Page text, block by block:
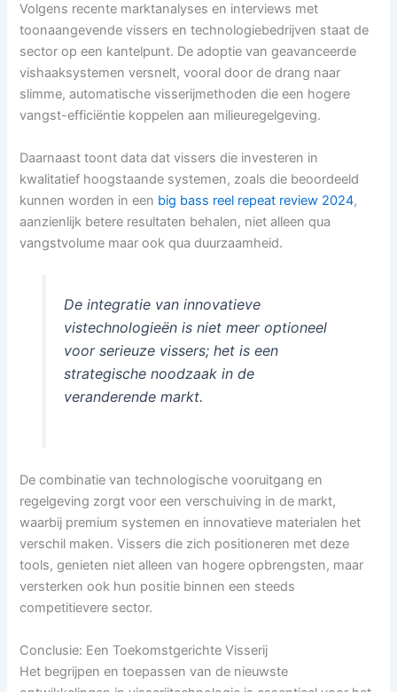
Volgens recente marktanalyses en interviews met
toonaangevende vissers en technologiebedrijven staat de
sector op een kantelpunt. De adoptie van geavanceerde
vishaaksystemen versnelt, vooral door de drang naar
slimme, automatische visserijmethoden die een hogere
vangst-efficiëntie koppelen aan milieuregelgeving.
Daarnaast toont data dat vissers die investeren in
kwalitatief hoogstaande systemen, zoals die beoordeeld
kunnen worden in een big bass reel repeat review 2024,
aanzienlijk betere resultaten behalen, niet alleen qua
vangstvolume maar ook qua duurzaamheid.
De integratie van innovatieve
vistechnologieën is niet meer optioneel
voor serieuze vissers; het is een
strategische noodzaak in de
veranderende markt.
De combinatie van technologische vooruitgang en
regelgeving zorgt voor een verschuiving in de markt,
waarbij premium systemen en innovatieve materialen het
verschil maken. Vissers die zich positioneren met deze
tools, genieten niet alleen van hogere opbrengsten, maar
versterken ook hun positie binnen een steeds
competitievere sector.
Conclusie: Een Toekomstgerichte Visserij
Het begrijpen en toepassen van de nieuwste